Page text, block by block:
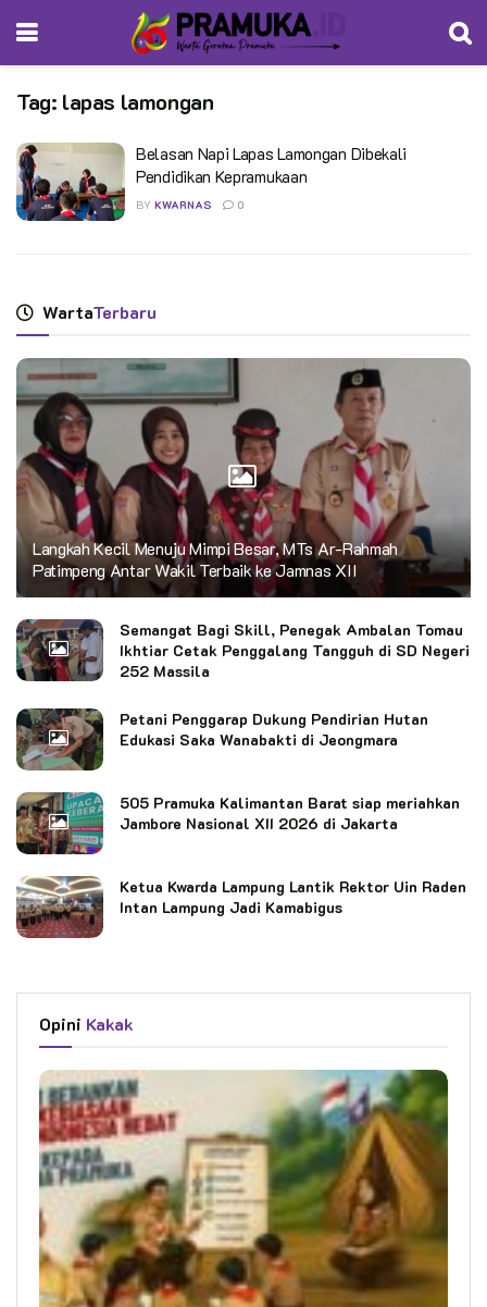
Tag: lapas lamongan
Belasan Napi Lapas Lamongan Dibekali
Pendidikan Kepramukaan
BY KWARNAS 0
WartaTerbaru
Langkah Kecil Menuju Mimpi Besar, MTs Ar-Rahmah
Patimpeng Antar Wakil Terbaik ke Jamnas XII
Semangat Bagi Skill, Penegak Ambalan Tomau
Ikhtiar Cetak Penggalang Tangguh di SD Negeri
252 Massila
Petani Penggarap Dukung Pendirian Hutan
Edukasi Saka Wanabakti di Jeongmara
505 Pramuka Kalimantan Barat siap meriahkan
Jambore Nasional XII 2026 di Jakarta
Ketua Kwarda Lampung Lantik Rektor Uin Raden
Intan Lampung Jadi Kamabigus
Opini Kakak